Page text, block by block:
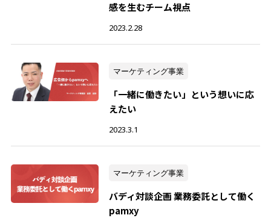
感を生むチーム視点
2023.2.28
マーケティング事業
「一緒に働きたい」という想いに応
えたい
2023.3.1
マーケティング事業
バディ対談企画 業務委託として働く
pamxy